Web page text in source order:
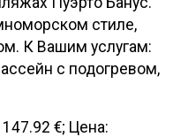
стиле,
К Вашим услугам:
с подогревом,
€; Цена: